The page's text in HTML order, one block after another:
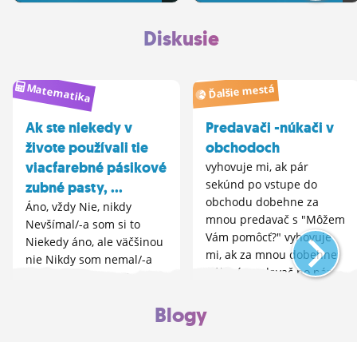
Diskusie
Matematika
Ak ste niekedy v
živote používali tie
viacfarebné pásikové
zubné pasty, ...
Áno, vždy Nie, nikdy
Nevšímal/-a som si to
Niekedy áno, ale väčšinou
nie Nikdy som nemal/-a
takú zubnú pastu Budeš
Ďalšie mestá
Predavači -núkači v
obchodoch
vyhovuje mi, ak pár
sekúnd po vstupe do
obchodu dobehne za
mnou predavač s "Môžem
Vám pomôcť?" vyhovuje
mi, ak za mnou dobehne
núkací predavač po pár
Blogy